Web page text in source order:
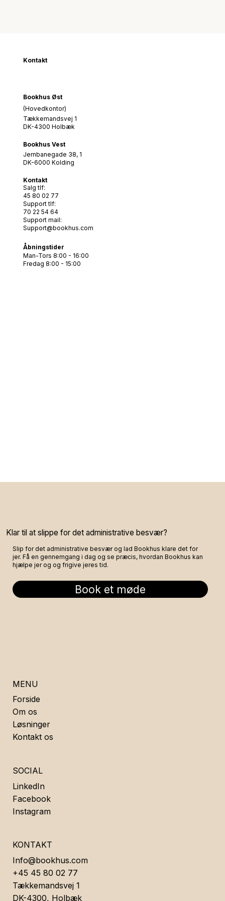
Kontakt
Bookhus Øst
(Hovedkontor)
Tækkemandsvej 1
DK-4300 Holbæk
Bookhus Vest
Jernbanegade 38, 1
DK-6000 Kolding
Kontakt
Salg tlf:
45 80 02 77
Support tlf:
70 22 54 64
Support mail:
Support@bookhus.com
Åbningstider
Man-Tors 8:00 - 16:00
Fredag 8:00 - 15:00
Klar til at slippe for det administrative besvær?
Slip for det administrative besvær og lad Bookhus klare det for
jer. Få en gennemgang i dag og se præcis, hvordan Bookhus kan
hjælpe jer og og frigive jeres tid.
Book et møde
MENU
Forside
Om os
Løsninger
Kontakt os
SOCIAL
LinkedIn
Facebook
Instagram
KONTAKT
Info@bookhus.com
+45 45 80 02 77
Tækkemandsvej 1
DK-4300, Holbæk